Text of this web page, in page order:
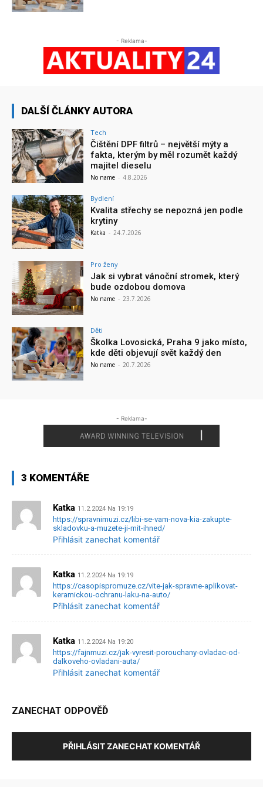
- Reklama-
DALŠÍ ČLÁNKY AUTORA
Tech
Čištění DPF filtrů – největší mýty a
fakta, kterým by měl rozumět každý
majitel dieselu
No name - 4.8.2026
Bydlení
Kvalita střechy se nepozná jen podle
krytiny
Katka - 24.7.2026
Pro ženy
Jak si vybrat vánoční stromek, který
bude ozdobou domova
No name - 23.7.2026
Děti
Školka Lovosická, Praha 9 jako místo,
kde děti objevují svět každý den
No name - 20.7.2026
- Reklama-
3 KOMENTÁŘE
Katka 11.2.2024 Na 19:19
https://spravnimuzi.cz/libi-se-vam-nova-kia-zakupte-
skladovku-a-muzete-ji-mit-ihned/
Přihlásit zanechat komentář
Katka 11.2.2024 Na 19:19
https://casopispromuze.cz/vite-jak-spravne-aplikovat-
keramickou-ochranu-laku-na-auto/
Přihlásit zanechat komentář
Katka 11.2.2024 Na 19:20
https://fajnmuzi.cz/jak-vyresit-porouchany-ovladac-od-
dalkoveho-ovladani-auta/
Přihlásit zanechat komentář
ZANECHAT ODPOVĚĎ
PŘIHLÁSIT ZANECHAT KOMENTÁŘ